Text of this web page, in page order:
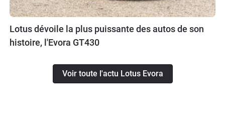
Lotus dévoile la plus puissante des autos de son
histoire, l'Evora GT430
Voir toute l'actu Lotus Evora